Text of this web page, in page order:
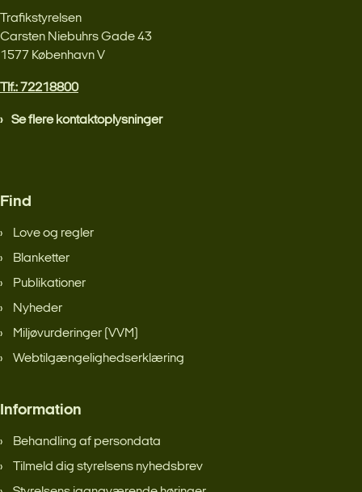
Trafikstyrelsen
Carsten Niebuhrs Gade 43
1577 København V
Tlf.: 72218800
Se flere kontaktoplysninger
Find
Love og regler
Blanketter
Publikationer
Nyheder
Miljøvurderinger (VVM)
Webtilgængelighedserklæring
Information
Behandling af persondata
Tilmeld dig styrelsens nyhedsbrev